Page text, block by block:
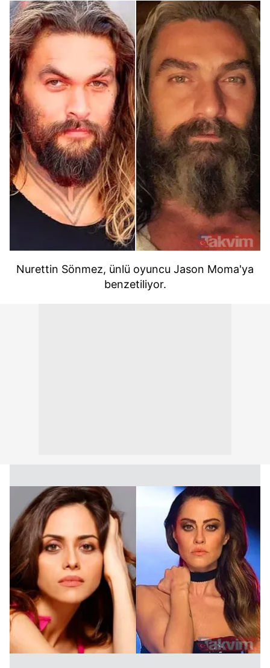
Nurettin Sönmez, ünlü oyuncu Jason Moma'ya
benzetiliyor.